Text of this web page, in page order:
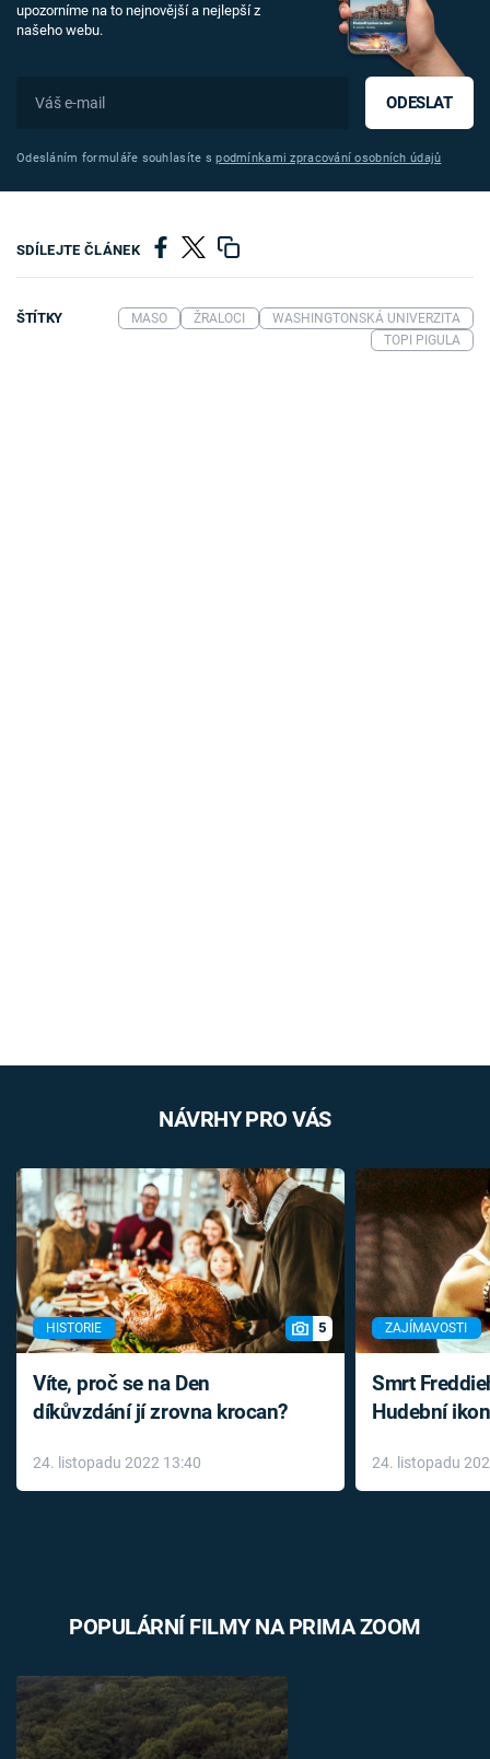
upozorníme na to nejnovější a nejlepší z
našeho webu.
ODESLAT
Odesláním formuláře souhlasíte spodmínkami zpracování osobních údajů
SDÍLEJTE ČLÁNEK
ŠTÍTKY MASO ŽRALOCI
WASHINGTONSKÁ UNIVERZITA
TOPI PIGULA
NÁVRHY PRO VÁS
HISTORIE 5
Víte, proč se na Den
díkůvzdání jí zrovna krocan?
24. listopadu 2022 13:40
ZAJÍMAVOSTI
Smrt
Hudební
léky
24. listopadu
POPULÁRNÍ FILMY NA PRIMA ZOOM